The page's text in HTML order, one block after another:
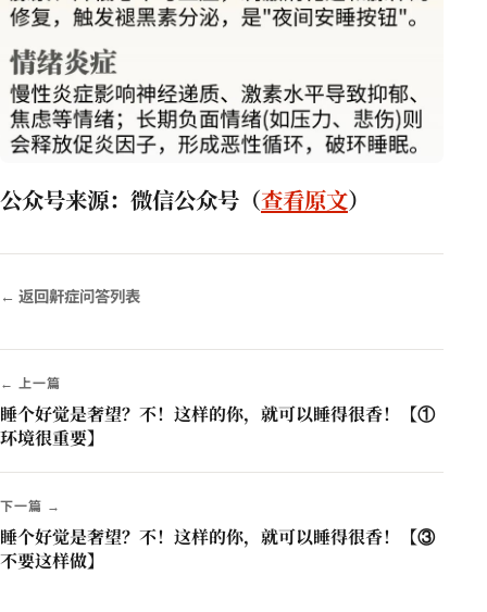
公众号来源： 微信公众号（查看原文）
← 返回鼾症问答列表
← 上一篇
睡个好觉是奢望？不！这样的你，就可以睡得很香！【①
环境很重要】
下一篇 →
睡个好觉是奢望？不！这样的你，就可以睡得很香！【③
不要这样做】